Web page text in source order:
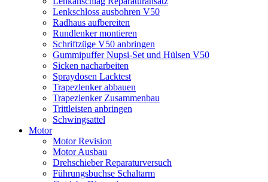
Lenkschloss ausbohren V50
Radhaus aufbereiten
Rundlenker montieren
Schriftzüge V50 anbringen
Gummipuffer Nupsi-Set und Hülsen V50
Sicken nacharbeiten
Spraydosen Lacktest
Trapezlenker abbauen
Trapezlenker Zusammenbau
Trittleisten anbringen
Schwingsattel
Motor
Motor Revision
Motor Ausbau
Drehschieber Reparaturversuch
Führungsbuchse Schaltarm